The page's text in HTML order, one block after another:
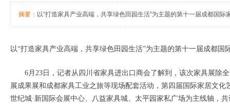
摘要： 以“打造家具产业高端，共享绿色田园生活”为主题的第十一届成都国
以“打造家具产业高端，共享绿色田园生活”为主题的第十一届成都
6月23日，记者从四川省家具进出口商会了解到，该次家具展除全
展成果展和成都家具工业之旅等现场配套活动，第四届国际家居文
世纪城·新国际会展中心、八益家具城、太平园家私广场为主线轴，